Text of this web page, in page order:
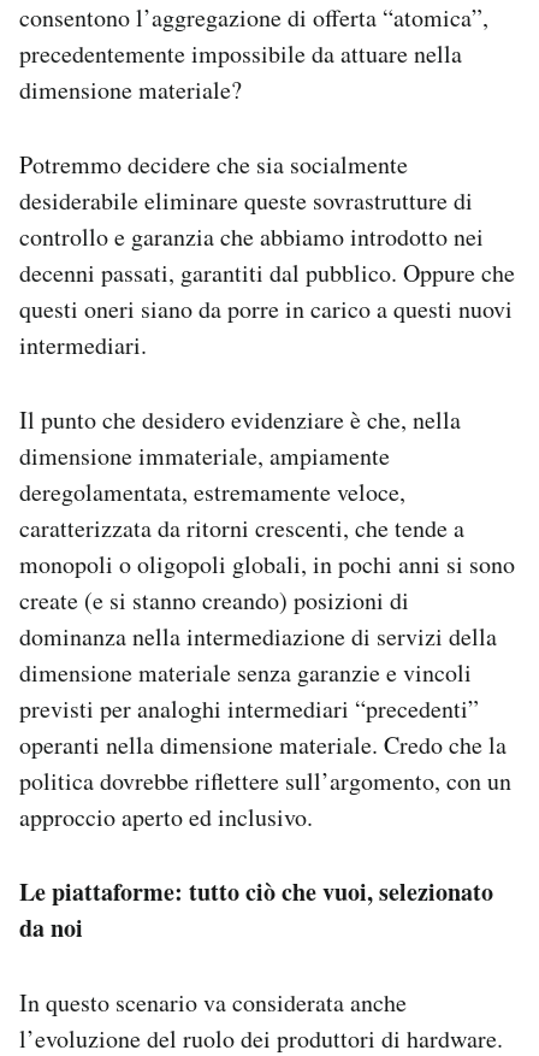
consentono l’aggregazione di offerta “atomica”,
precedentemente impossibile da attuare nella
dimensione materiale?
Potremmo decidere che sia socialmente
desiderabile eliminare queste sovrastrutture di
controllo e garanzia che abbiamo introdotto nei
decenni passati, garantiti dal pubblico. Oppure che
questi oneri siano da porre in carico a questi nuovi
intermediari.
Il punto che desidero evidenziare è che, nella
dimensione immateriale, ampiamente
deregolamentata, estremamente veloce,
caratterizzata da ritorni crescenti, che tende a
monopoli o oligopoli globali, in pochi anni si sono
create (e si stanno creando) posizioni di
dominanza nella intermediazione di servizi della
dimensione materiale senza garanzie e vincoli
previsti per analoghi intermediari “precedenti”
operanti nella dimensione materiale. Credo che la
politica dovrebbe riflettere sull’argomento, con un
approccio aperto ed inclusivo.
Le piattaforme: tutto ciò che vuoi, selezionato
da noi
In questo scenario va considerata anche
l’evoluzione del ruolo dei produttori di hardware.